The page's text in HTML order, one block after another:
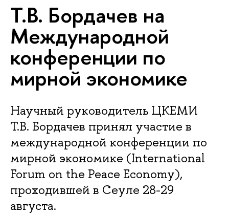
Т.В. Бордачев на
Международной
конференции по
мирной экономике
Научный руководитель ЦКЕМИ
Т.В. Бордачев принял участие в
международной конференции по
мирной экономике (International
Forum on the Peace Economy),
проходившей в Сеуле 28-29
августа.